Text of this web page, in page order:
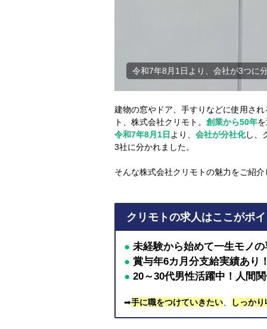
鹿児島支店は入り口すぐ自販機も
建物の窓やドア、手すりなどに使用され
ト、株式会社クリモト。 創業から50年
令和7年8月1日 より、 会社が分社化し、
3社に分かれました。
そんな株式会社クリモトの魅力をご紹介
クリモトの求人はここがポ
● 未経験から始めて一生モノ
● 賞与年6カ月分支給実績あり
● 20～30代男性活躍中！人間
➡︎手に職をつけていきたい しっか